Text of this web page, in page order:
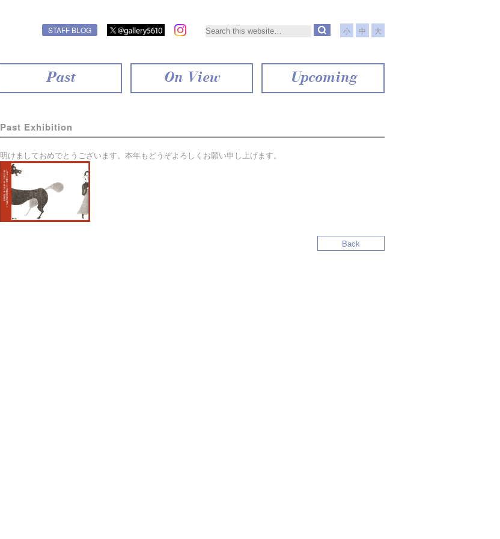
STAFF BLOG 小 中 大
Past On View Upcoming
Past Exhibition
明けましておめでとうございます。本年もどうぞよろしくお願い申し上げます。
Back